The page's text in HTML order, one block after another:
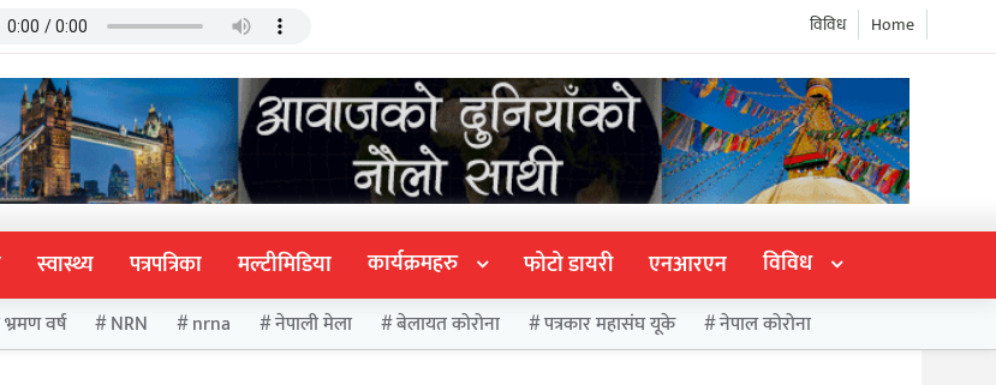
Home
विविध
स्वास्थ्य पत्रपत्रिका मल्टीमिडिया कार्यक्रमहरु फोटो डायरी एनआरएन विविध
वर्ष NRN nrna नेपाली मेला बेलायत कोरोना पत्रकार महासंघ यूके नेपाल कोरोना